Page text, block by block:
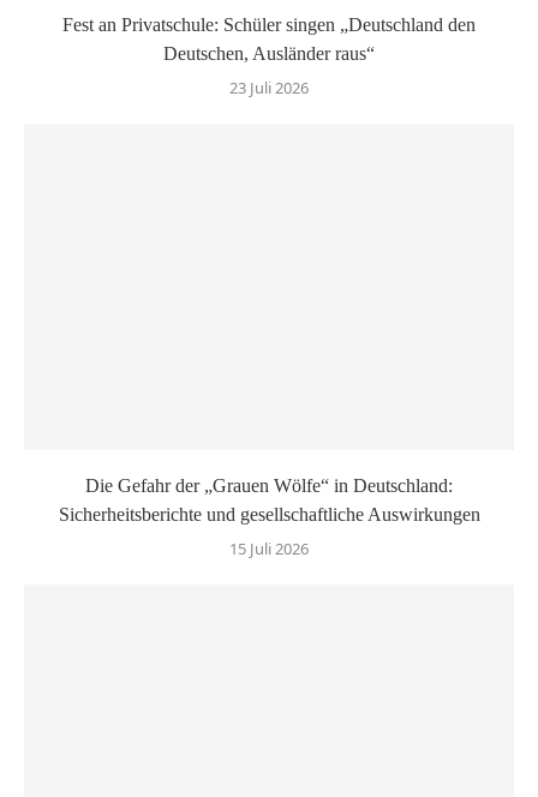
Fest an Privatschule: Schüler singen „Deutschland den
Deutschen, Ausländer raus“
23 Juli 2026
Die Gefahr der „Grauen Wölfe“ in Deutschland:
Sicherheitsberichte und gesellschaftliche Auswirkungen
15 Juli 2026